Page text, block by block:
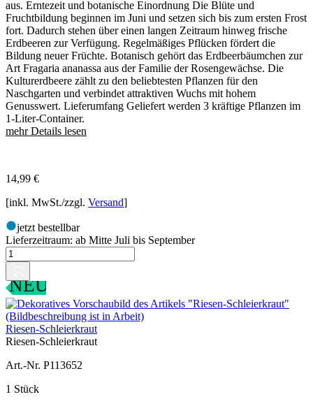
aus. Erntezeit und botanische Einordnung Die Blüte und
Fruchtbildung beginnen im Juni und setzen sich bis zum ersten Frost
fort. Dadurch stehen über einen langen Zeitraum hinweg frische
Erdbeeren zur Verfügung. Regelmäßiges Pflücken fördert die
Bildung neuer Früchte. Botanisch gehört das Erdbeerbäumchen zur
Art Fragaria ananassa aus der Familie der Rosengewächse. Die
Kulturerdbeere zählt zu den beliebtesten Pflanzen für den
Naschgarten und verbindet attraktiven Wuchs mit hohem
Genusswert. Lieferumfang Geliefert werden 3 kräftige Pflanzen im
1-Liter-Container.
mehr Details lesen
14,99 €
[inkl. MwSt./zzgl. Versand]
jetzt bestellbar
Lieferzeitraum: ab Mitte Juli bis September
NEU
Riesen-Schleierkraut
Riesen-Schleierkraut
Art.-Nr. P113652
1 Stück